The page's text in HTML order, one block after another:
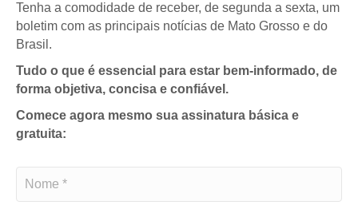
Tenha a comodidade de receber, de segunda a sexta, um
boletim com as principais notícias de Mato Grosso e do
Brasil.
Tudo o que é essencial para estar bem-informado, de
forma objetiva, concisa e confiável.
Comece agora mesmo sua assinatura básica e
gratuita: